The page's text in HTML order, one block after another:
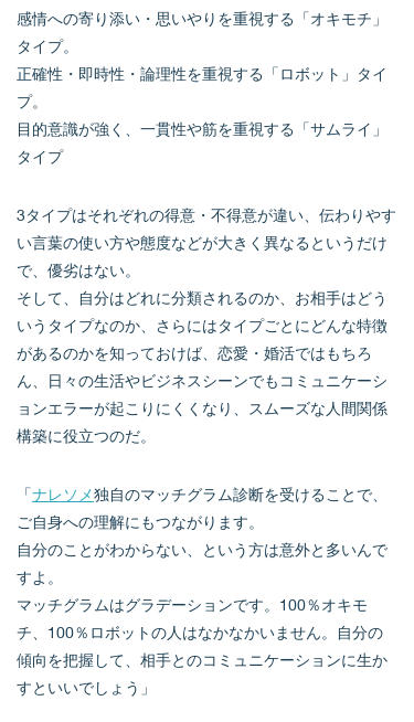
感情への寄り添い・思いやりを重視する「オキモチ」
タイプ。
正確性・即時性・論理性を重視する「ロボット」タイ
プ。
目的意識が強く、一貫性や筋を重視する「サムライ」
タイプ
3タイプはそれぞれの得意・不得意が違い、伝わりやす
い言葉の使い方や態度などが大きく異なるというだけ
で、優劣はない。
そして、自分はどれに分類されるのか、お相手はどう
いうタイプなのか、さらにはタイプごとにどんな特徴
があるのかを知っておけば、恋愛・婚活ではもちろ
ん、日々の生活やビジネスシーンでもコミュニケーシ
ョンエラーが起こりにくくなり、スムーズな人間関係
構築に役立つのだ。
「ナレソメ独自のマッチグラム診断を受けることで、
ご自身への理解にもつながります。
自分のことがわからない、という方は意外と多いんで
すよ。
マッチグラムはグラデーションです。100％オキモ
チ、100％ロボットの人はなかなかいません。自分の
傾向を把握して、相手とのコミュニケーションに生か
すといいでしょう」